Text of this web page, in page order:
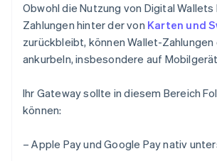
Obwohl die Nutzung von Digital Wallets
Zahlungen hinter der von Karten und
zurückbleibt, können Wallet-Zahlungen
ankurbeln, insbesondere auf
Ihr Gateway sollte in diesem Bereich
können:
– Apple Pay und Google Pay nativ